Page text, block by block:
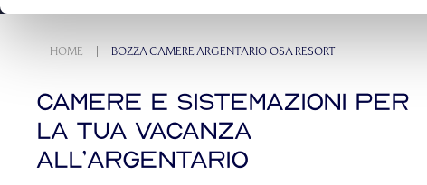
HOME BOZZA CAMERE ARGENTARIO OSA RESORT
Camere e sistemazioni per
la tua vacanza
all’Argentario